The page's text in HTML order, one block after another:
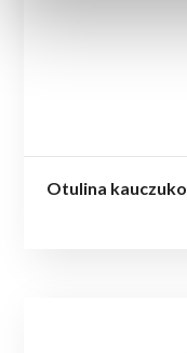
Otulina